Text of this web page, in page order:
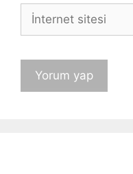
İnternet